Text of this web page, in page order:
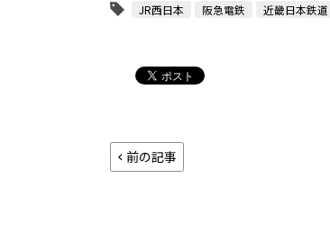
JR西日本 阪急電鉄 近畿日本鉄道
前の記事